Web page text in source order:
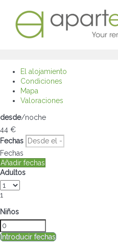
El alojamiento
Condiciones
Mapa
Valoraciones
desde/noche
44 €
Fechas
Fechas
Añadir fechas
Adultos
1
Niños
Introducir fechas